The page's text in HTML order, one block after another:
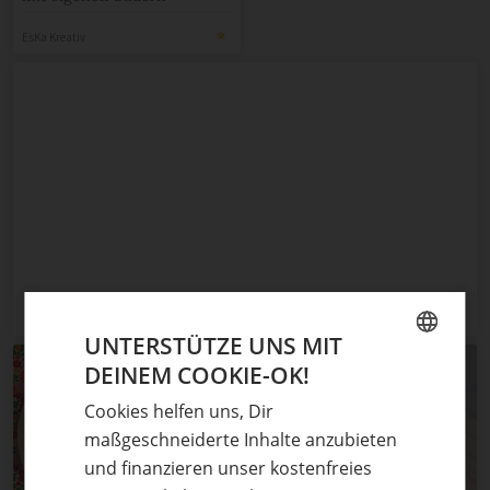
UNTERSTÜTZE UNS MIT
DEINEM COOKIE-OK!
Cookies helfen uns, Dir
maßgeschneiderte Inhalte anzubieten
und finanzieren unser kostenfreies